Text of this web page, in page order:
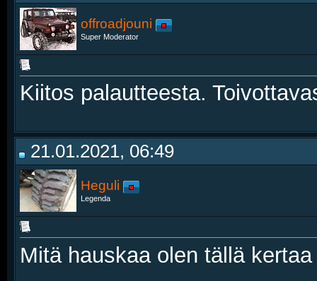
offroadjouni
Super Moderator
Kiitos palautteesta.
21.01.2021, 06:49
Heguli
Legenda
Mitä hauskaa olen tällä